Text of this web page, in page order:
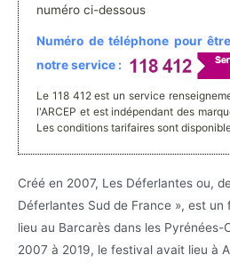
numéro ci-dessous
Numéro de téléphone pour
notre service :
Le 118 412 est un service
l'ARCEP et est indépendant des
Les conditions tarifaires sont
Créé en 2007, Les Déferlantes ou,
Déferlantes Sud de France », est un
lieu au Barcarès dans les
2007 à 2019, le festival avait lieu à